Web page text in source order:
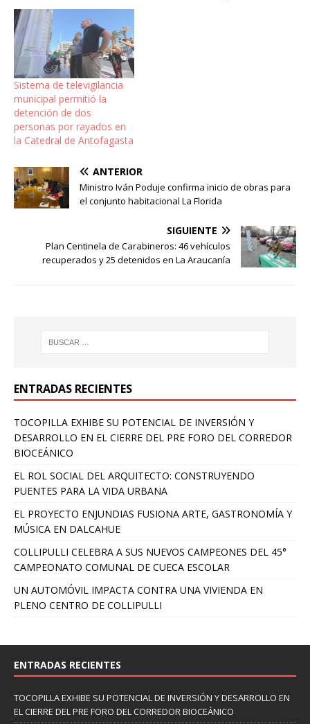
Sistema de televigilancia
municipal permitió la
detención de dos
personas por rayados en
la Catedral de Antofagasta
ANTERIOR
Ministro Iván Poduje confirma inicio de obras para
el conjunto habitacional La Florida
SIGUIENTE
Plan Centinela de Carabineros: 46 vehículos
recuperados y 25 detenidos en La Araucanía
ENTRADAS RECIENTES
TOCOPILLA EXHIBE SU POTENCIAL DE INVERSIÓN Y
DESARROLLO EN EL CIERRE DEL PRE FORO DEL CORREDOR
BIOCEÁNICO
EL ROL SOCIAL DEL ARQUITECTO: CONSTRUYENDO
PUENTES PARA LA VIDA URBANA
EL PROYECTO ENJUNDIAS FUSIONA ARTE, GASTRONOMÍA Y
MÚSICA EN DALCAHUE
COLLIPULLI CELEBRA A SUS NUEVOS CAMPEONES DEL 45°
CAMPEONATO COMUNAL DE CUECA ESCOLAR
UN AUTOMÓVIL IMPACTA CONTRA UNA VIVIENDA EN
PLENO CENTRO DE COLLIPULLI
ENTRADAS RECIENTES
TOCOPILLA EXHIBE SU POTENCIAL DE INVERSIÓN Y DESARROLLO EN
EL CIERRE DEL PRE FORO DEL CORREDOR BIOCEÁNICO